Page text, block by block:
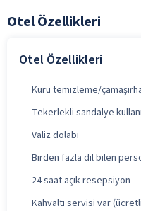
Otel Özellikleri
Otel Özellikleri
Kuru temizleme/
Tekerlekli sandalye
Valiz dolabı
Birden fazla dil bilen
24 saat açık resepsiyon
Kahvaltı servisi var